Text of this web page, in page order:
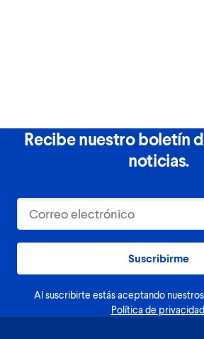
Recibe nuestro boletín
noticias.
Suscribirme
Al suscribirte estás aceptando nuestros
Política de privacidad